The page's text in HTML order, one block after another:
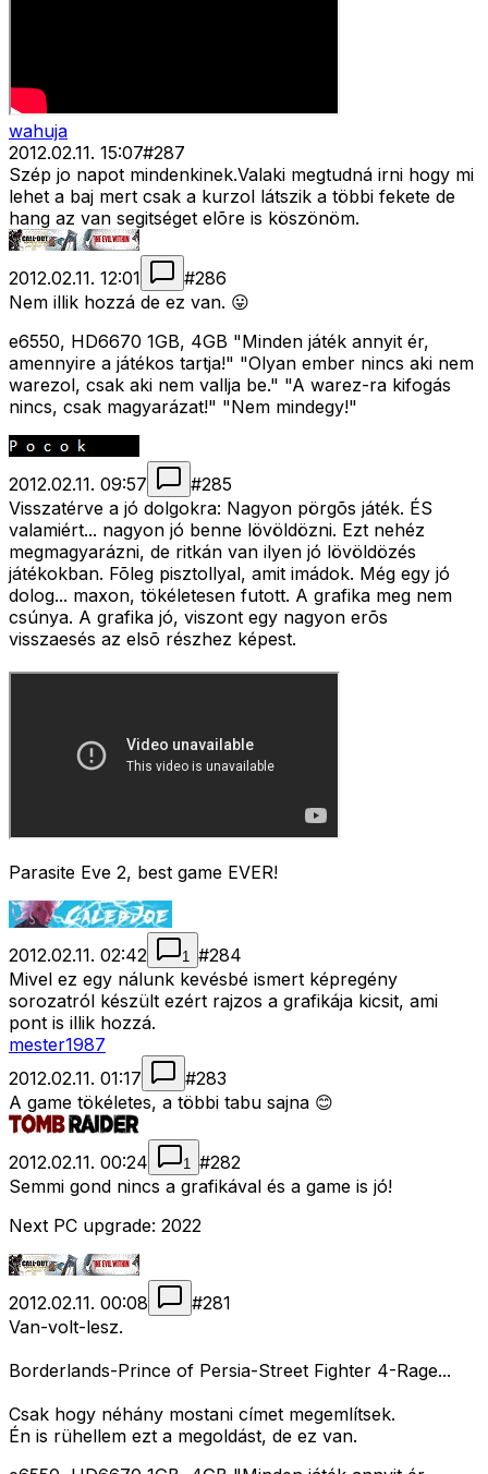
wahuja
2012.02.11. 15:07#287
Szép jo napot mindenkinek.Valaki megtudná irni hogy mi
lehet a baj mert csak a kurzol látszik a többi fekete de
hang az van segitséget elõre is köszönöm.
2012.02.11. 12:01 #286
Nem illik hozzá de ez van. 😛
e6550, HD6670 1GB, 4GB "Minden játék annyit ér,
amennyire a játékos tartja!" "Olyan ember nincs aki nem
warezol, csak aki nem vallja be." "A warez-ra kifogás
nincs, csak magyarázat!" "Nem mindegy!"
2012.02.11. 09:57 #285
Visszatérve a jó dolgokra: Nagyon pörgõs játék. ÉS
valamiért... nagyon jó benne lövöldözni. Ezt nehéz
megmagyarázni, de ritkán van ilyen jó lövöldözés
játékokban. Fõleg pisztollyal, amit imádok. Még egy jó
dolog... maxon, tökéletesen futott. A grafika meg nem
csúnya. A grafika jó, viszont egy nagyon erõs
visszaesés az elsõ részhez képest.
Parasite Eve 2, best game EVER!
2012.02.11. 02:42 1 #284
Mivel ez egy nálunk kevésbé ismert képregény
sorozatról készült ezért rajzos a grafikája kicsit, ami
pont is illik hozzá.
mester1987
2012.02.11. 01:17
#283
A game tökéletes, a többi tabu sajna 😊
2012.02.11. 00:24 1 #282
Semmi gond nincs a grafikával és a game is jó!
Next PC upgrade: 2022
2012.02.11. 00:08 #281
Van-volt-lesz.
Borderlands-Prince of Persia-Street Fighter 4-Rage...
Csak hogy néhány mostani címet megemlítsek.
Én is rühellem ezt a megoldást, de ez van.